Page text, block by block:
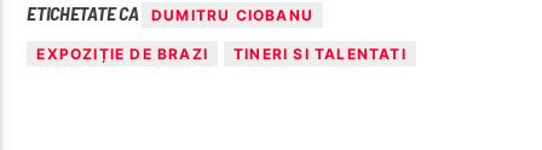
ETICHETATE CA DUMITRU CIOBANU
EXPOZIȚIE DE BRAZI TINERI SI TALENTATI